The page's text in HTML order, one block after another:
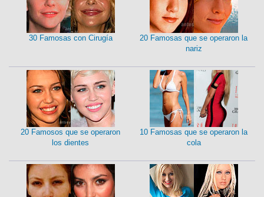
30 Famosas con Cirugía
20 Famosas que se operaron la
nariz
20 Famosos que se operaron
los dientes
10 Famosas que se operaron la
cola